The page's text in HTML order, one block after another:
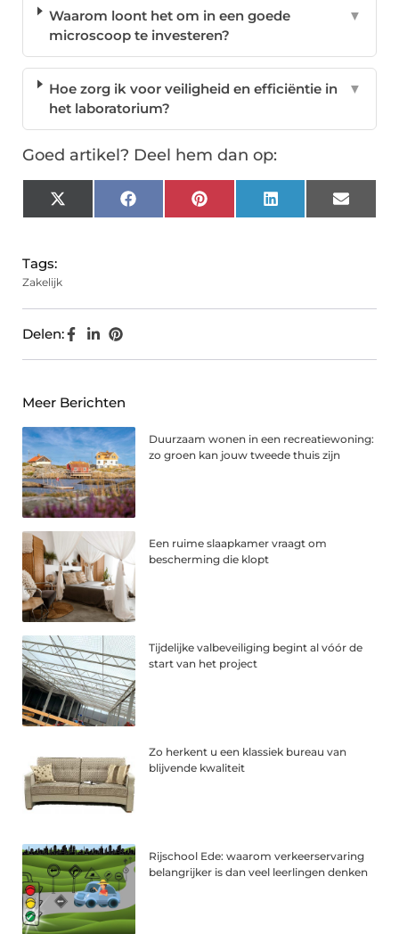
Waarom loont het om in een goede
microscoop te investeren?
▼
Hoe zorg ik voor veiligheid en efficiëntie in
het laboratorium?
▼
Goed artikel? Deel hem dan op:
X
(Twitter)
FacebookPinterest LinkedIn Email
Tags:
Zakelijk
Delen:
Meer Berichten
Duurzaam wonen in een recreatiewoning:
zo groen kan jouw tweede thuis zijn
Een ruime slaapkamer vraagt om
bescherming die klopt
Tijdelijke valbeveiliging begint al vóór de
start van het project
Zo herkent u een klassiek bureau van
blijvende kwaliteit
Rijschool Ede: waarom verkeerservaring
belangrijker is dan veel leerlingen denken